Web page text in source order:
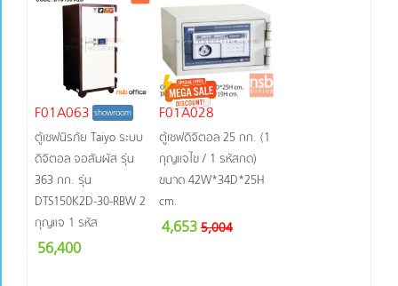
F01A063 showroom
ตู้เซฟนิรภัย Taiyo ระบบ
ดิจิตอล จอสัมผัส รุ่น
363 กก. รุ่น
DTS150K2D-30-RBW 2
กุญแจ 1 รหัส
56,400
F01A028
ตู้เซฟดิจิตอล 25 กก. (1
กุญแจไข / 1 รหัสกด)
ขนาด 42W*34D*25H
cm.
4,6535,004